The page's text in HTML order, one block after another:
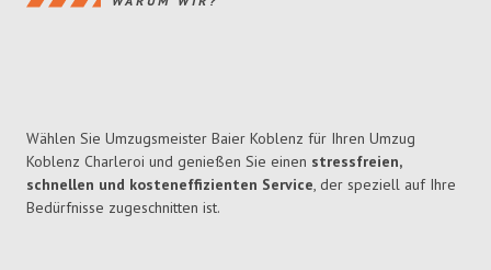
Wählen Sie Umzugsmeister Baier Koblenz für Ihren Umzug
Koblenz Charleroi und genießen Sie einen stressfreien,
schnellen und kosteneffizienten Service, der speziell auf Ihre
Bedürfnisse zugeschnitten ist.